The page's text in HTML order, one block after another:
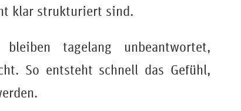
klar strukturiert sind.
tagelang unbeantwortet,
So entsteht schnell das Gefühl,